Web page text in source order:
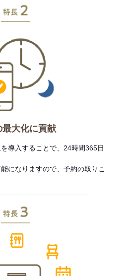
最大化に貢献
導入することで、24時間365日
になりますので、予約の取りこ